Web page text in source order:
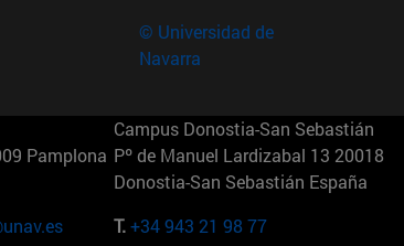
© Universidad de
Navarra
Pamplona
Campus Donostia-San Sebastián
Pº de Manuel Lardizabal 13 20018
Donostia-San Sebastián España
T.+34 943 21 98 77